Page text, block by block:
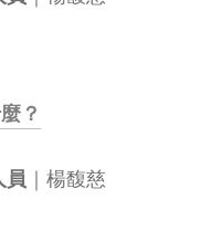
？
員 ｜楊馥慈